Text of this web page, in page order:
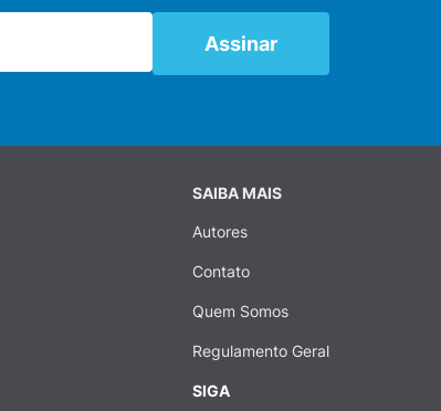
SAIBA MAIS
Autores
Contato
Quem Somos
Regulamento Geral
SIGA